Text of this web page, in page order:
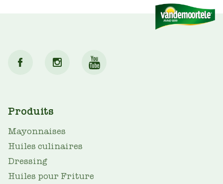
MAIN
NAV
Produits
Mayonnaises
Huiles culinaires
Dressing
Huiles pour Friture